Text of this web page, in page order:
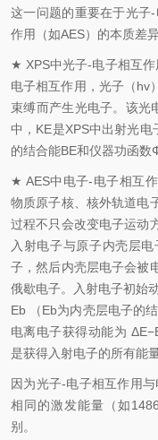
这一问题的重要在于光子
作用（如AES）的本质差异
★ XPS中光子-电子相互
电子相互作用，光子（hv
束缚而产生光电子。该光
中，KE是XPS中出射光
的结合能BE和仪器功函数
★ AES中电子-电子相互
物质原子核、核外轨道电
过程不只会改变电子运动
入射电子与原子内壳层
子，然后内壳层电子会被
俄歇电子。入射电子初始
Eb （Eb为内壳层电子的
电离电子获得动能为 ΔE−
是获得入射电子的所有能量
因为光子-电子相互作用
相同的激发能量（如
别。